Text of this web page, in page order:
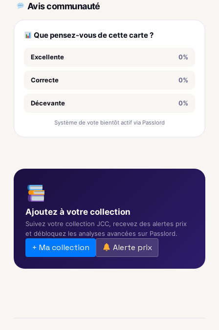
Avis communauté
Que pensez-vous de cette carte ?
Excellente 0%
Correcte 0%
Décevante 0%
Système de vote bientôt actif via Passlord
Ajoutez à votre collection
Suivez votre collection JCC, recevez des alertes prix
et débloquez les analyses avancées sur Passlord.
+ Ma collection Alerte prix